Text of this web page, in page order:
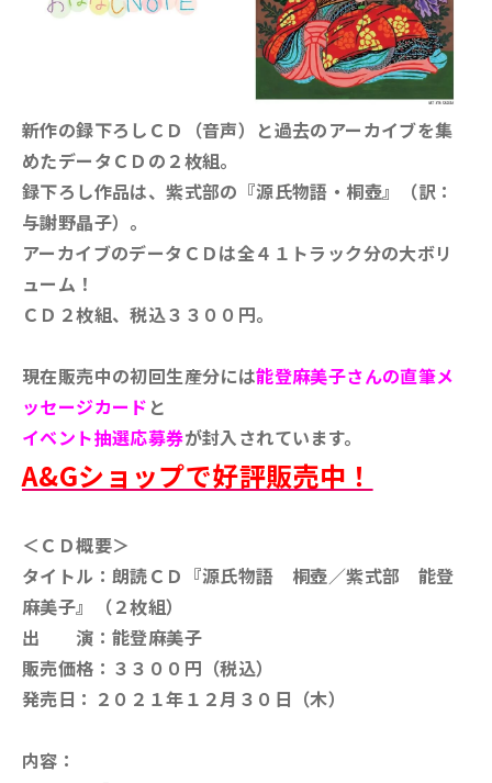
新作の録下ろしＣＤ（音声）と過去のアーカイブを集
めたデータＣＤの２枚組。
録下ろし作品は、紫式部の『源氏物語・桐壺』（訳：
与謝野晶子）。
アーカイブのデータＣＤは全４１トラック分の大ボリ
ューム！
ＣＤ２枚組、税込３３００円。
現在販売中の初回生産分には能登麻美子さんの直筆メ
ッセージカード と
イベント抽選応募券が封入されています。
A&Gショップで好評販売中！
＜ＣＤ概要＞
タイトル：朗読ＣＤ『源氏物語 桐壺／紫式部 能登
麻美子』（２枚組）
出 演：能登麻美子
販売価格：３３００円（税込）
発売日：２０２１年１２月３０日（木）
内容：